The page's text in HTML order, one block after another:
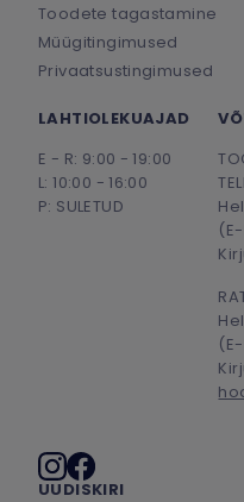
Toodete tagastamine
Müügitingimused
Privaatsustingimused
LAHTIOLEKUAJAD
E - R: 9:00 - 19:00
L: 10:00 - 16:00
P: SULETUD
UUDISKIRI